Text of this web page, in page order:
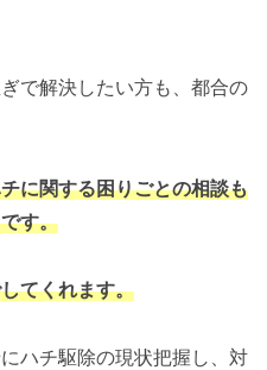
で解決したい方も、都合の
に関する困りごとの相談も
す。
てくれます。
ハチ駆除の現状把握し、対